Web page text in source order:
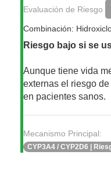
Evaluación de Riesgo
Combinación:
Riesgo bajo si se
Aunque tiene vida
externas el riesgo
en pacientes sanos.
Mecanismo Principal:
CYP3A4 / CYP2D6 |